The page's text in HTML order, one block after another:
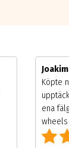
Köpte
ena